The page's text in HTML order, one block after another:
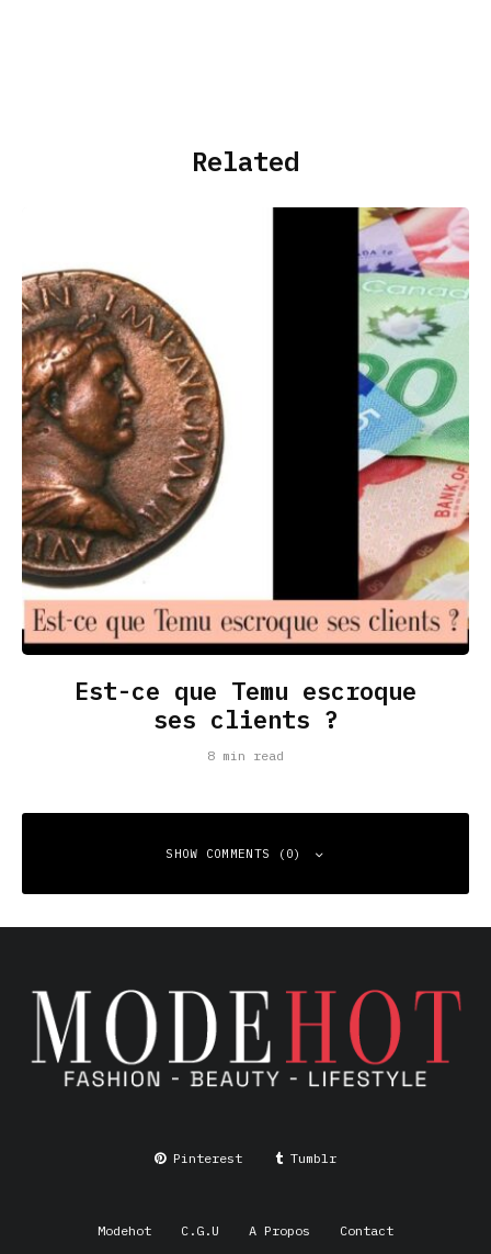
Related
Est-ce que Temu escroque
ses clients ?
8 min read
SHOW COMMENTS (0)
Your email address will not be published.
Required fields
are marked*
Comment*
Pinterest Tumblr
Modehot C.G.U A Propos Contact